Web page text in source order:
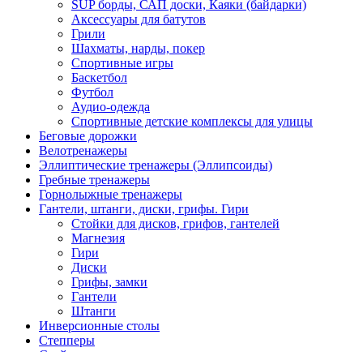
SUP борды, САП доски, Каяки (байдарки)
Аксессуары для батутов
Грили
Шахматы, нарды, покер
Спортивные игры
Баскетбол
Футбол
Аудио-одежда
Спортивные детские комплексы для улицы
Беговые дорожки
Велотренажеры
Эллиптические тренажеры (Эллипсоиды)
Гребные тренажеры
Горнолыжные тренажеры
Гантели, штанги, диски, грифы. Гири
Стойки для дисков, грифов, гантелей
Магнезия
Гири
Диски
Грифы, замки
Гантели
Штанги
Инверсионные столы
Степперы